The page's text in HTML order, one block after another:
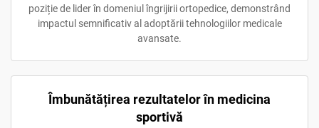
poziție de lider în domeniul îngrijirii ortopedice, demonstrând
impactul semnificativ al adoptării tehnologiilor medicale
avansate.
Îmbunătățirea rezultatelor în medicina
sportivă